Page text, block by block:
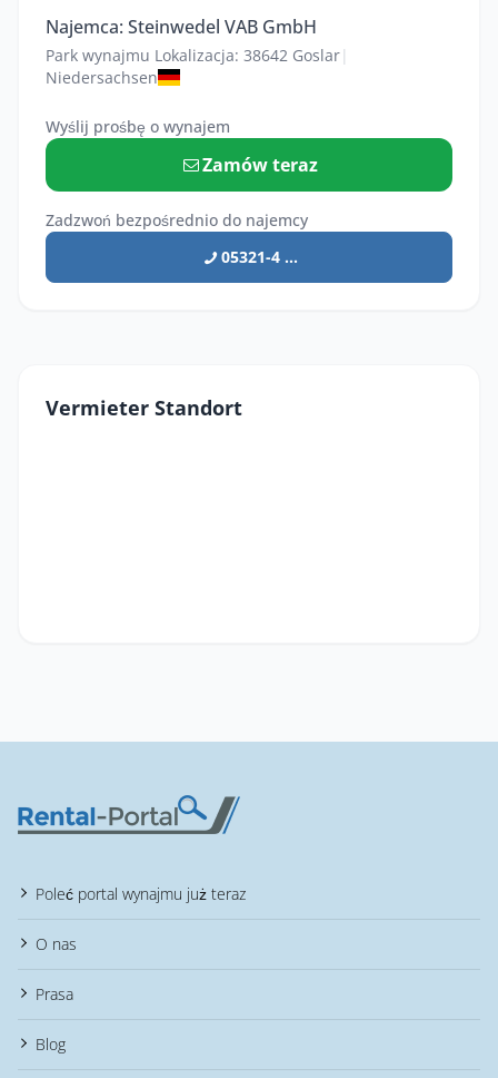
Najemca: Steinwedel VAB GmbH
Park wynajmu Lokalizacja: 38642 Goslar|
Niedersachsen
Wyślij prośbę o wynajem
Zamów teraz
Zadzwoń bezpośrednio do najemcy
05321-4 ...
Vermieter Standort
Poleć portal wynajmu już teraz
O nas
Prasa
Blog